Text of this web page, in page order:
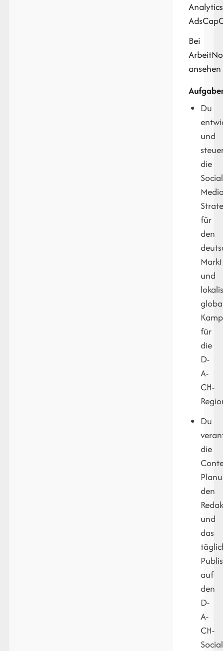
Analytics
Ads
Bei
ansehen
Du
und
die
für
den
Markt
und
für
die
D-
A-
CH-
Du
die
den
und
das
auf
den
D-
A-
CH-